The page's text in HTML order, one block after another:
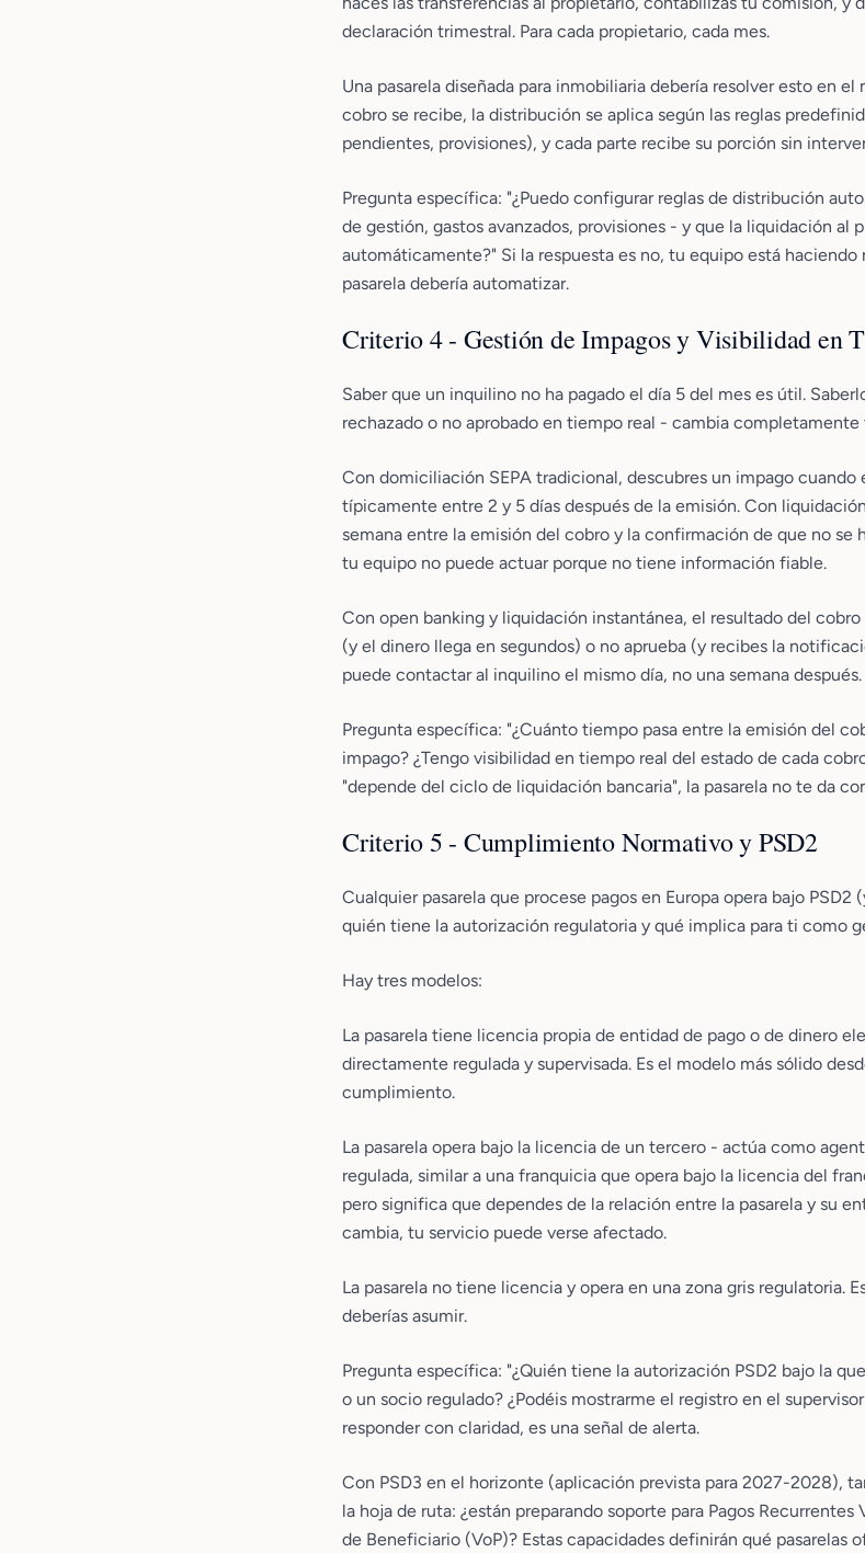
declaración trimestral. Para cada propietario, cada mes.
Una pasarela diseñada para inmobiliaria debería resolver esto en
cobro se recibe, la distribución se aplica según las reglas
pendientes, provisiones), y cada parte recibe su porción sin
Pregunta específica: "¿Puedo configurar reglas de distribución
de gestión, gastos avanzados, provisiones - y que la liquidación al
automáticamente?" Si la respuesta es no, tu equipo está
pasarela debería automatizar.
Criterio 4 - Gestión de Impagos y Visibilidad en
Saber que un inquilino no ha pagado el día 5 del mes es útil.
rechazado o no aprobado en tiempo real - cambia
Con domiciliación SEPA tradicional, descubres un impago cuando
típicamente entre 2 y 5 días después de la emisión. Con
semana entre la emisión del cobro y la confirmación de que no se
tu equipo no puede actuar porque no tiene información fiable.
Con open banking y liquidación instantánea, el resultado del
(y el dinero llega en segundos) o no aprueba (y recibes la
puede contactar al inquilino el mismo día, no una semana después.
Pregunta específica: "¿Cuánto tiempo pasa entre la emisión del
impago? ¿Tengo visibilidad en tiempo real del estado de cada
"depende del ciclo de liquidación bancaria", la pasarela no te da
Criterio 5 - Cumplimiento Normativo y PSD2
Cualquier pasarela que procese pagos en Europa opera bajo PSD2
quién tiene la autorización regulatoria y qué implica para ti como
Hay tres modelos:
La pasarela tiene licencia propia de entidad de pago o de dinero
directamente regulada y supervisada. Es el modelo más sólido
cumplimiento.
La pasarela opera bajo la licencia de un tercero - actúa como
regulada, similar a una franquicia que opera bajo la licencia del
pero significa que dependes de la relación entre la pasarela y su
cambia, tu servicio puede verse afectado.
La pasarela no tiene licencia y opera en una zona gris regulatoria.
deberías asumir.
Pregunta específica: "¿Quién tiene la autorización PSD2 bajo la
o un socio regulado? ¿Podéis mostrarme el registro en el
responder con claridad, es una señal de alerta.
Con PSD3 en el horizonte (aplicación prevista para 2027-2028),
la hoja de ruta: ¿están preparando soporte para Pagos Recurrentes
de Beneficiario (VoP)? Estas capacidades definirán qué pasarelas